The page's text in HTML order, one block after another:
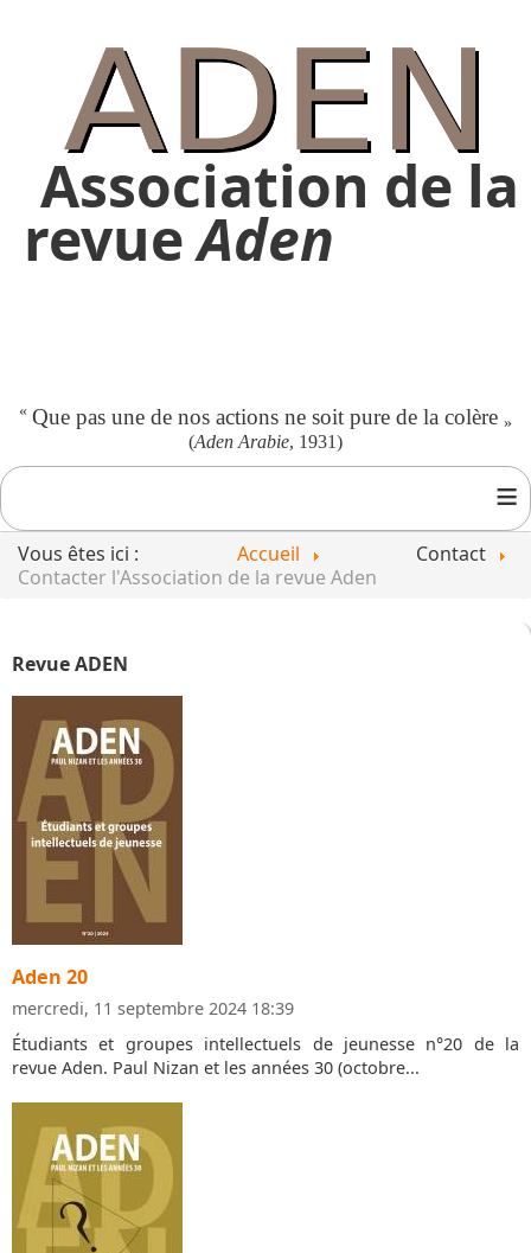
Association de la
revueAden
« Que pas une de nos actions ne soit pure de la colère »
(Aden Arabie, 1931)
≡
Vous êtes ici : Accueil
Contact
Contacter l'Association de la revue Aden
Revue ADEN
Aden 20
mercredi, 11 septembre 2024 18:39
Étudiants et groupes intellectuels de jeunesse n°20 de la
revue Aden. Paul Nizan et les années 30 (octobre...